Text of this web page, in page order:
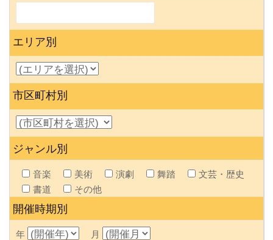
エリア別
市区町村別
ジャンル別
音楽 美術 演劇 舞踏
文芸・歴史
書道
その他
開催時期別
年 月